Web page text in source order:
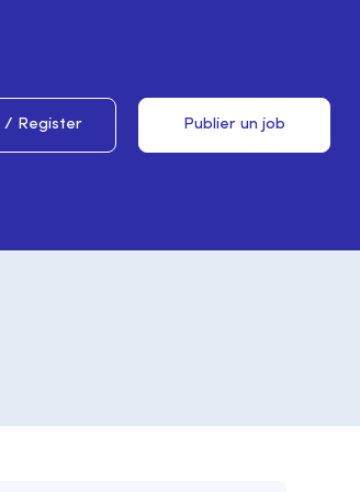
/ Register Publier un job